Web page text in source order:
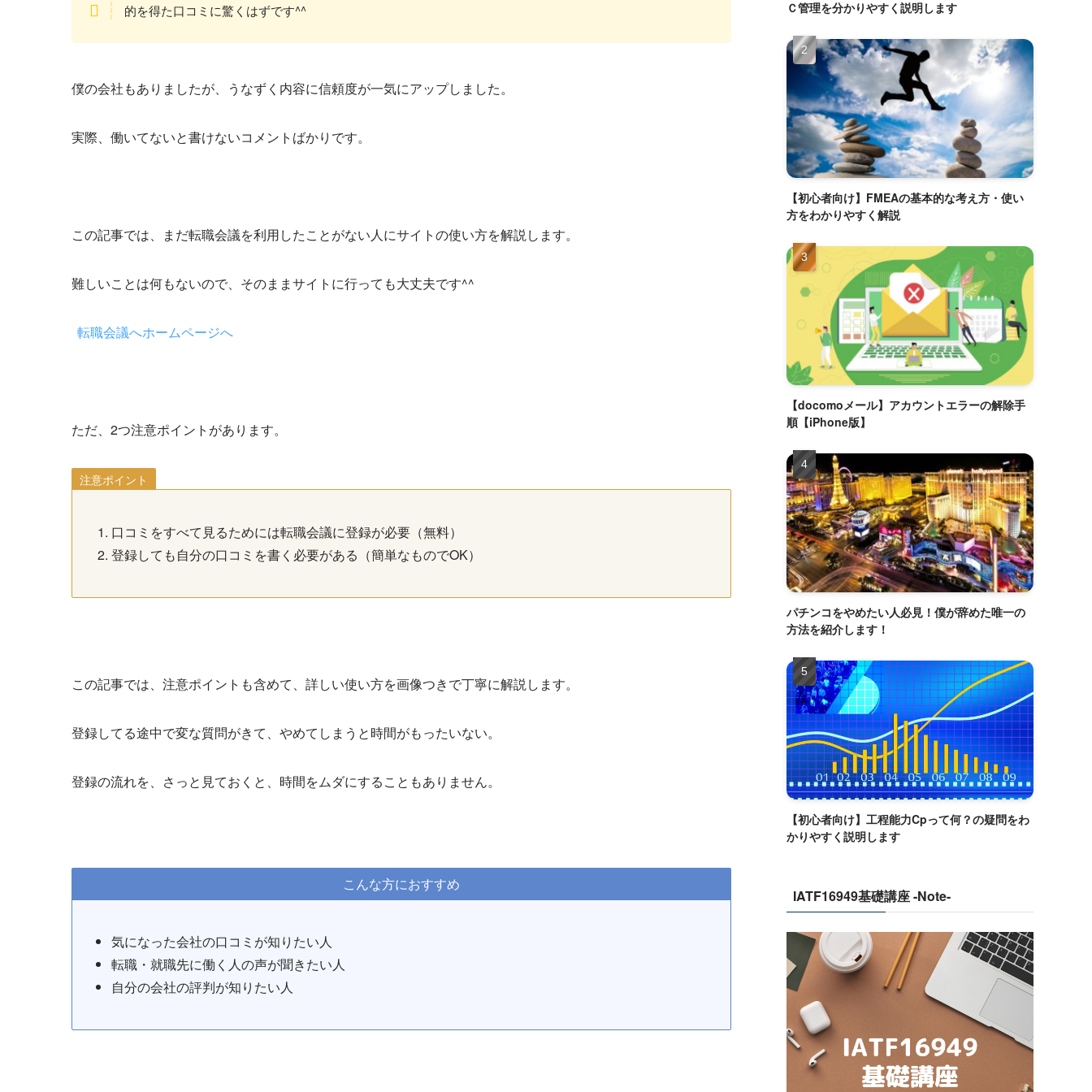
的を得た口コミに驚くはずです^^
僕の会社もありましたが、うなずく内容に信頼度が一気にアップしました。
実際、働いてないと書けないコメントばかりです。
この記事では、まだ転職会議を利用したことがない人にサイトの使い方を解説します。
難しいことは何もないので、そのままサイトに行っても大丈夫です^^
転職会議へホームページへ
ただ、2つ注意ポイントがあります。
注意ポイント
口コミをすべて見るためには転職会議に登録が必要（無料）
登録しても自分の口コミを書く必要がある（簡単なものでOK）
この記事では、注意ポイントも含めて、詳しい使い方を画像つきで丁寧に解説します。
登録してる途中で変な質問がきて、やめてしまうと時間がもったいない。
登録の流れを、さっと見ておくと、時間をムダにすることもありません。
こんな方におすすめ
気になった会社の口コミが知りたい人
転職・就職先に働く人の声が聞きたい人
自分の会社の評判が知りたい人
Ｃ管理を分かりやすく説明します
【初心者向け】FMEAの基本的な考え方・使い
方をわかりやすく解説
【docomoメール】アカウントエラーの解除手
順【iPhone版】
パチンコをやめたい人必見！僕が辞めた唯一の
方法を紹介します！
【初心者向け】工程能力Cpって何？の疑問をわ
かりやすく説明します
IATF16949基礎講座 -Note-